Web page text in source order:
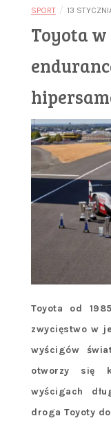
SPORT / 13
Toyota
Toyota od
zwycięstwo w
wyścigów
otworzy się
wyścigach
droga Toyoty